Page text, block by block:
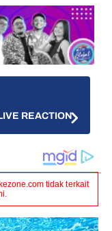
REACTION